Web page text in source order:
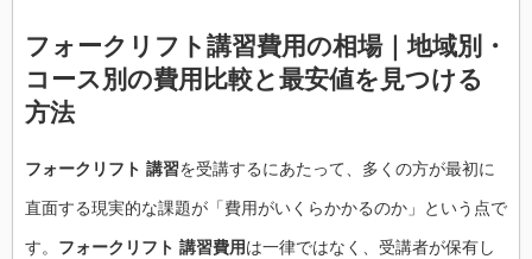
フォークリフト講習費用の相場｜地域別・
コース別の費用比較と最安値を見つける
方法
フォークリフト 講習を受講するにあたって、多くの方が最初に
直面する現実的な課題が「費用がいくらかかるのか」という点で
す。 フォークリフト 講習費用は一律ではなく、受講者が保有し